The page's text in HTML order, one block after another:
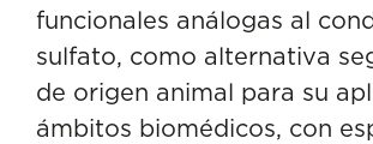
funcionales análogas al
sulfato, como alternativa
de origen animal para su
ámbitos biomédicos, con